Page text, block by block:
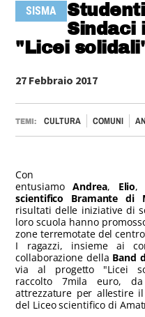
SISMA
Sindaci
"Licei
27 Febbraio 2017
TEMI: CULTURA COMUNI
Con
entusiamoAndrea, Elio,
scientifico Bramante di
risultati delle iniziative di
loro scuola hanno
zone terremotate del
I ragazzi, insieme ai
collaborazione della Band
via al progetto "Licei
raccolto 7mila euro,
attrezzature per allestire
del Liceo scientifico di